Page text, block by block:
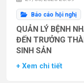
Báo cáo hội nghị
QUẢN LÝ BỆNH
ĐẾN TRƯỞNG
SINH SẢN
+ Xem chi tiết